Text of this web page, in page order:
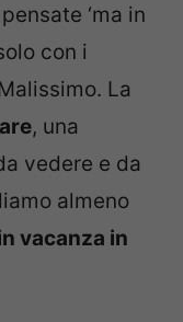
‘ma in
con i
La
, una
vedere e da
almeno
vacanza in